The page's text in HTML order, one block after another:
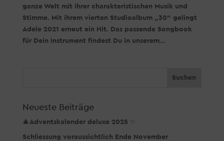
ganze Welt mit ihrer charakteristischen Musik und
Stimme. Mit ihrem vierten Studioalbum „30“ gelingt
Adele 2021 erneut ein Hit. Das passende Songbook
für Dein Instrument findest Du in unserem...
Neueste Beiträge
🎄Adventskalender deluxe 2025 ✨
Schliessung voraussichtlich Ende November